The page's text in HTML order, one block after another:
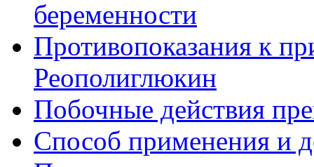
беременности
Противопоказания к
Реополиглюкин
Побочные действия
Способ применения и